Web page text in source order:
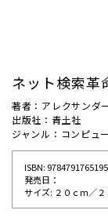
ネット検索革
著者：アレクサンダ
出版社：青土社
ジャンル：コンピュ
ISBN: 9784791765195
発売⽇：
サイズ: ２０ｃｍ／